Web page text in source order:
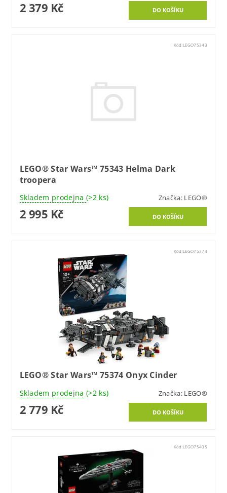
2 379 Kč
Kód:LEGO75343
LEGO® Star Wars™ 75343 Helma Dark
troopera
Skladem prodejna (>2 ks) Značka: LEGO®
2 995 Kč
Kód:LEGO75374
LEGO® Star Wars™ 75374 Onyx Cinder
Skladem prodejna (>2 ks) Značka: LEGO®
2 779 Kč
Kód:LEGO75405